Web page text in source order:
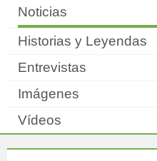
Noticias
Historias y Leyendas
Entrevistas
Imágenes
Vídeos